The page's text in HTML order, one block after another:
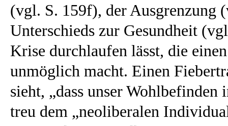
(vgl. S. 159f), der Ausgrenzung
Unterschieds zur Gesundheit
Krise durchlaufen lässt, die
unmöglich macht. Einen
sieht, „dass unser Wohlbefinden
treu dem „neoliberalen